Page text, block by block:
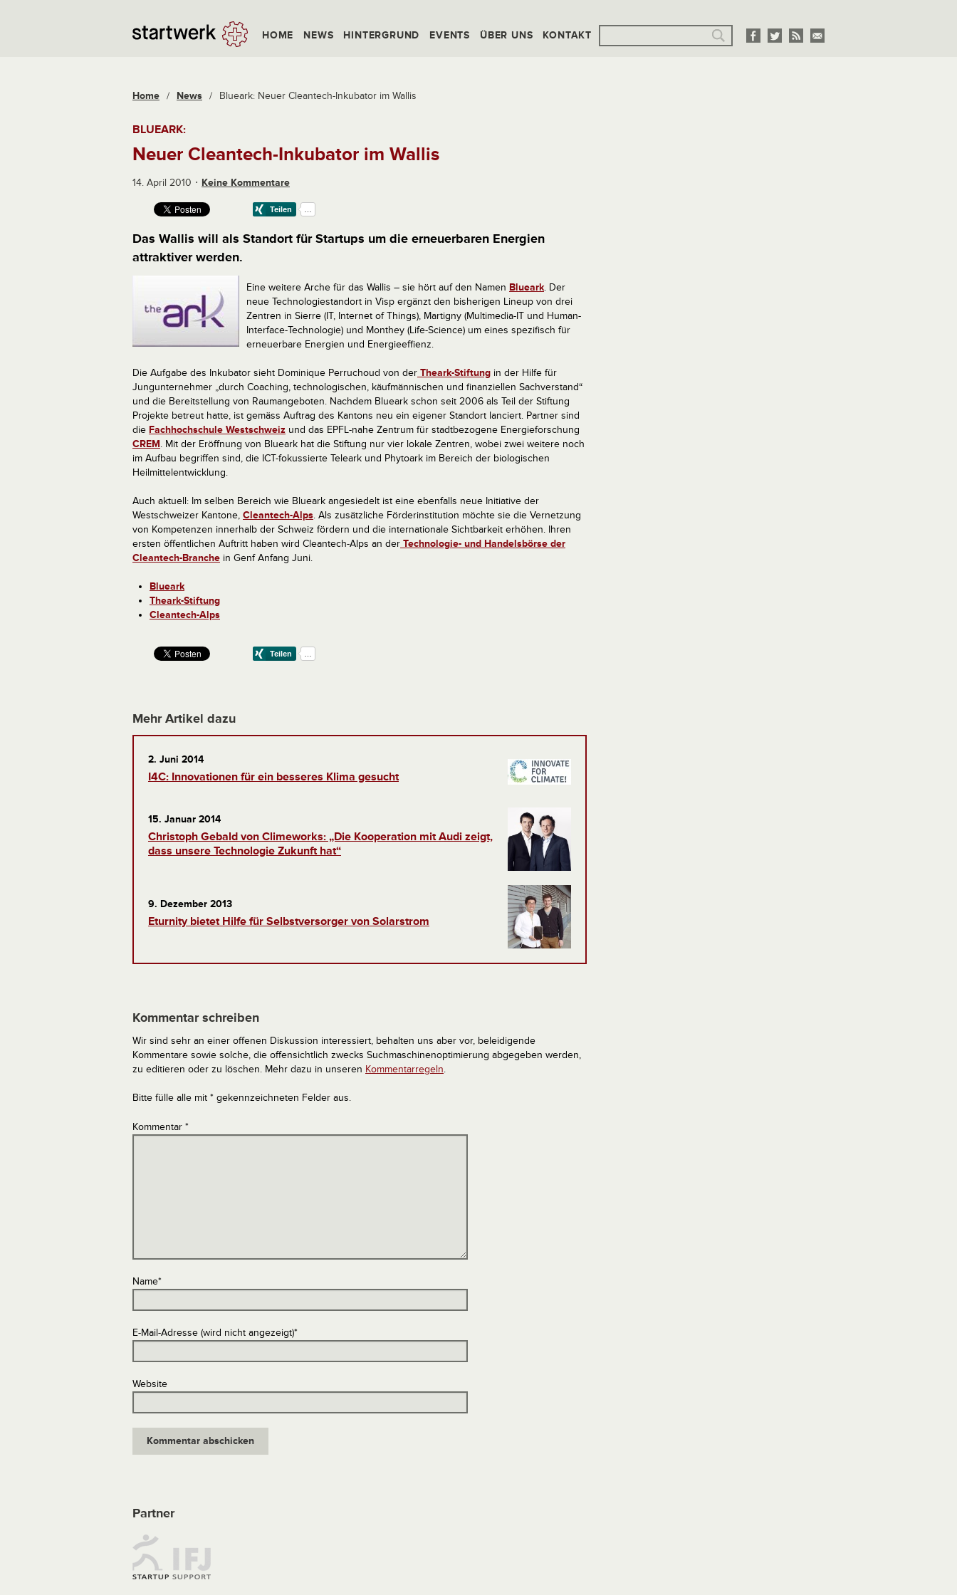
HOME NEWS HINTERGRUND EVENTS ÜBER UNS KONTAKT
Home / News / Blueark: Neuer Cleantech-Inkubator im Wallis
BLUEARK:
Neuer Cleantech-Inkubator im Wallis
14. April 2010 Keine Kommentare
Das Wallis will als Standort für Startups um die erneuerbaren Energien
attraktiver werden.
Eine weitere Arche für das Wallis – sie hört auf den Namen Blueark. Der
neue Technologiestandort in Visp ergänzt den bisherigen Lineup von drei
Zentren in Sierre (IT, Internet of Things), Martigny (Multimedia-IT und Human-
Interface-Technologie) und Monthey (Life-Science) um eines spezifisch für
erneuerbare Energien und Energieeffienz.
Die Aufgabe des Inkubator sieht Dominique Perruchoud von der Theark-Stiftung in der Hilfe für
Jungunternehmer „durch Coaching, technologischen, käufmännischen und finanziellen Sachverstand“
und die Bereitstellung von Raumangeboten. Nachdem Blueark schon seit 2006 als Teil der Stiftung
Projekte betreut hatte, ist gemäss Auftrag des Kantons neu ein eigener Standort lanciert. Partner sind
die Fachhochschule Westschweiz und das EPFL-nahe Zentrum für stadtbezogene Energieforschung
CREM. Mit der Eröffnung von Blueark hat die Stiftung nur vier lokale Zentren, wobei zwei weitere noch
im Aufbau begriffen sind, die ICT-fokussierte Teleark und Phytoark im Bereich der biologischen
Heilmittelentwicklung.
Auch aktuell: Im selben Bereich wie Blueark angesiedelt ist eine ebenfalls neue Initiative der
Westschweizer Kantone, Cleantech-Alps. Als zusätzliche Förderinstitution möchte sie die Vernetzung
von Kompetenzen innerhalb der Schweiz fördern und die internationale Sichtbarkeit erhöhen. Ihren
ersten öffentlichen Auftritt haben wird Cleantech-Alps an der Technologie- und Handelsbörse der
Cleantech-Branche in Genf Anfang Juni.
Blueark
Theark-Stiftung
Cleantech-Alps
Mehr Artikel dazu
2. Juni 2014
I4C: Innovationen für ein besseres Klima gesucht
15. Januar 2014
Christoph Gebald von Climeworks: „Die Kooperation mit Audi zeigt,
dass unsere Technologie Zukunft hat“
9. Dezember 2013
Eturnity bietet Hilfe für Selbstversorger von Solarstrom
Kommentar schreiben
Wir sind sehr an einer offenen Diskussion interessiert, behalten uns aber vor, beleidigende
Kommentare sowie solche, die offensichtlich zwecks Suchmaschinenoptimierung abgegeben werden,
zu editieren oder zu löschen. Mehr dazu in unseren Kommentarregeln.
Bitte fülle alle mit * gekennzeichneten Felder aus.
Kommentar *
Name*
E-Mail-Adresse (wird nicht angezeigt)*
Website
Partner